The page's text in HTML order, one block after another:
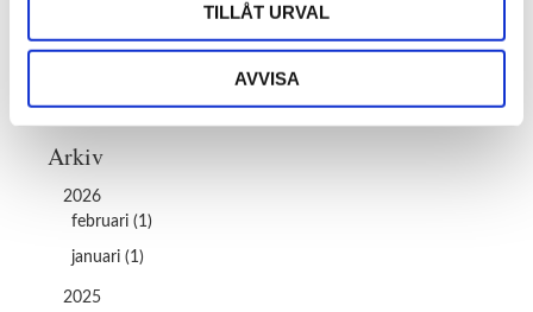
TILLÅT URVAL
AVVISA
Arkiv
2026
februari (1)
januari (1)
2025